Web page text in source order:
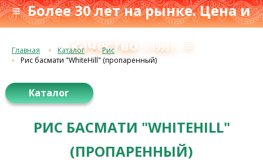
≡ Более 30 лет на рынке. Цена и
качество
с 1993 г. ≡
Главная Каталог
Рис
Рис басмати "WhiteHill" (пропаренный)
Каталог
РИС БАСМАТИ "WHITEHILL"
(ПРОПАРЕННЫЙ)